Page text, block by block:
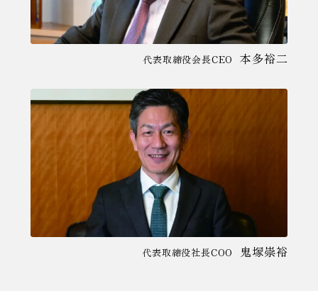
代表取締役会長CEO 本多裕二
代表取締役社長COO 鬼塚崇裕